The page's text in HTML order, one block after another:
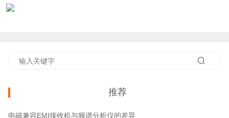
推荐
电磁兼容EMI接收机与频谱分析仪的差异